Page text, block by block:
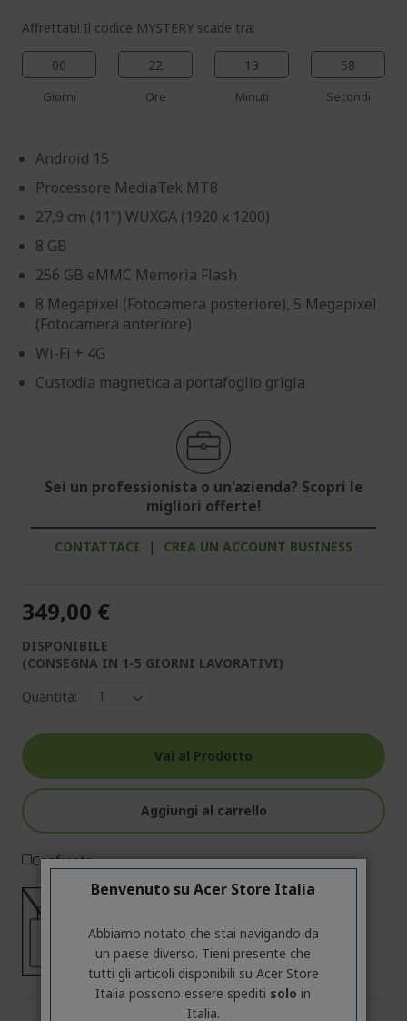
Affrettati! Il codice MYSTERY scade tra:
00
Giorni
22
Ore
13
Minuti
57
Secondi
Android 15
Processore MediaTek MT8
27,9 cm (11") WUXGA (1920 x 1200)
8 GB
256 GB eMMC Memoria Flash
8 Megapixel (Fotocamera posteriore), 5 Megapixel
(Fotocamera anteriore)
Wi-Fi + 4G
Custodia magnetica a portafoglio grigia
Sei un professionista o un'azienda? Scopri le
migliori offerte!
CONTATTACI | CREA UN ACCOUNT BUSINESS
349,00 €
DISPONIBILE
(CONSEGNA IN 1-5 GIORNI LAVORATIVI)
Quantità:
Vai al Prodotto
Aggiungi al carrello
Confronta
17 - 20
W
Benvenuto su Acer Store Italia
Abbiamo notato che stai navigando da
un paese diverso. Tieni presente che
tutti gli articoli disponibili su Acer Store
Italia possono essere spediti solo in
Italia.